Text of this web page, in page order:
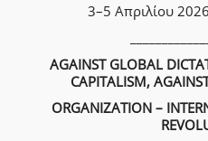
3–5 Απριλίου
AGAINST GLOBAL
CAPITALISM,
ORGANIZATION –